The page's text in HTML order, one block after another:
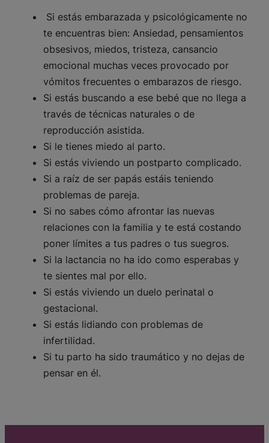
Si estás embarazada y psicológicamente no
te encuentras bien: Ansiedad, pensamientos
obsesivos, miedos, tristeza, cansancio
emocional muchas veces provocado por
vómitos frecuentes o embarazos de riesgo.
Si estás buscando a ese bebé que no llega a
través de técnicas naturales o de
reproducción asistida.
Si le tienes miedo al parto.
Si estás viviendo un postparto complicado.
Si a raíz de ser papás estáis teniendo
problemas de pareja.
Si no sabes cómo afrontar las nuevas
relaciones con la familia y te está costando
poner límites a tus padres o tus suegros.
Si la lactancia no ha ido como esperabas y
te sientes mal por ello.
Si estás viviendo un duelo perinatal o
gestacional.
Si estás lidiando con problemas de
infertilidad.
Si tu parto ha sido traumático y no dejas de
pensar en él.